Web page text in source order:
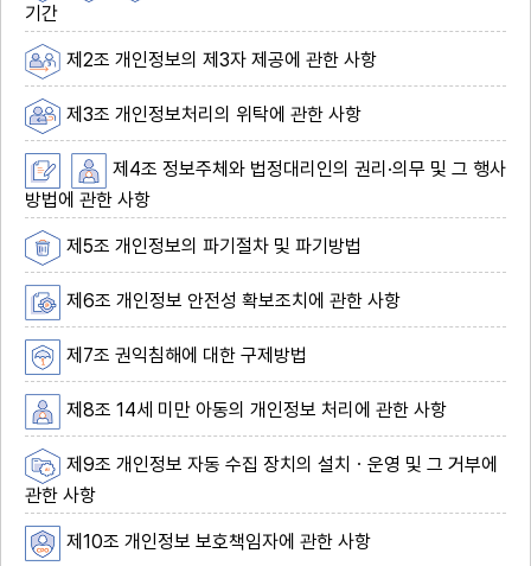
기간
제2조 개인정보의 제3자 제공에 관한 사항
제3조 개인정보처리의 위탁에 관한 사항
제4조 정보주체와 법정대리인의 권리·의무 및 그 행사
방법에 관한 사항
제5조 개인정보의 파기절차 및 파기방법
제6조 개인정보 안전성 확보조치에 관한 사항
제7조 권익침해에 대한 구제방법
제8조 14세 미만 아동의 개인정보 처리에 관한 사항
제9조 개인정보 자동 수집 장치의 설치ㆍ운영 및 그 거부에
관한 사항
제10조 개인정보 보호책임자에 관한 사항